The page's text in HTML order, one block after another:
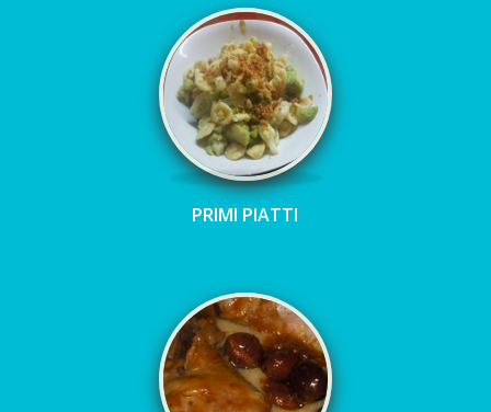
PRIMI PIATTI